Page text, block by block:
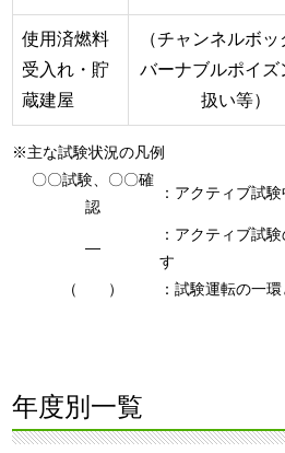
使用済燃料
受入れ・貯
蔵建屋
（チャンネルボッ
バーナブルポイズ
扱い等）
※主な試験状況の凡例
〇〇試験、〇〇確
認
：アクティブ試
―
：アクティブ試
す
（ ）
：試験運転の一
年度別一覧